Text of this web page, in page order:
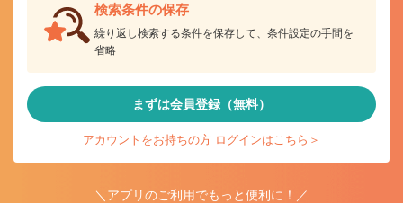
検索条件の保存
繰り返し検索する条件を保存して、条件設定の手間を
省略
まずは会員登録（無料）
アカウントをお持ちの方 ログインはこちら＞
＼アプリのご利用でもっと便利に！／